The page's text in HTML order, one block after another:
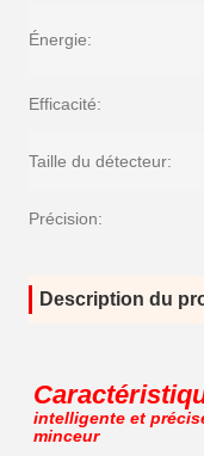
Énergie:
Efficacité:
Taille du détecteur:
Précision:
Description du
intelligente et
minceur